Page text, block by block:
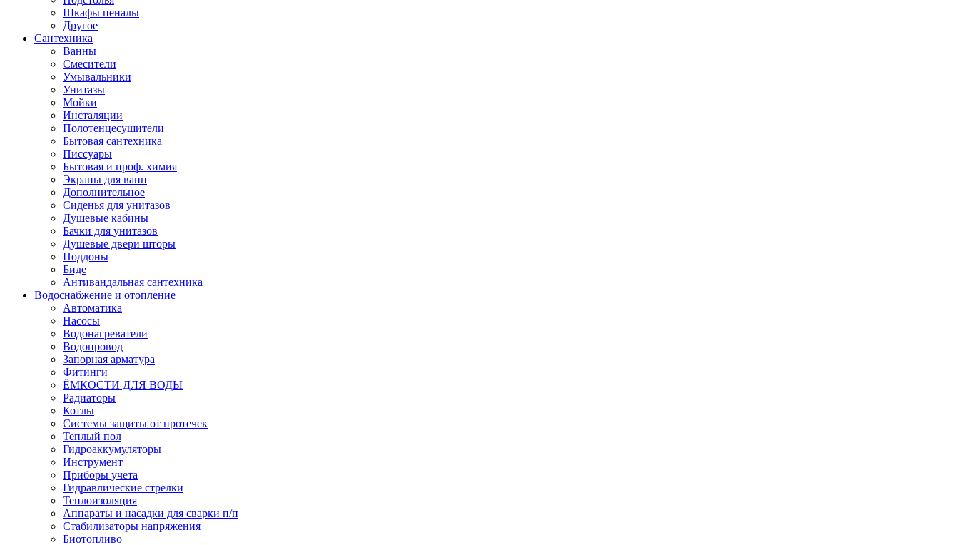
Шкафы пеналы
Другое
Сантехника
Ванны
Смесители
Умывальники
Унитазы
Мойки
Инсталяции
Полотенцесушители
Бытовая сантехника
Писсуары
Бытовая и проф. химия
Экраны для ванн
Дополнительное
Сиденья для унитазов
Душевые кабины
Бачки для унитазов
Душевые двери шторы
Поддоны
Биде
Антивандальная сантехника
Водоснабжение и отопление
Автоматика
Насосы
Водонагреватели
Водопровод
Запорная арматура
Фитинги
ЁМКОСТИ ДЛЯ ВОДЫ
Радиаторы
Котлы
Системы защиты от протечек
Теплый пол
Гидроаккумуляторы
Инструмент
Приборы учета
Гидравлические стрелки
Теплоизоляция
Аппараты и насадки для сварки п/п
Стабилизаторы напряжения
Биотопливо